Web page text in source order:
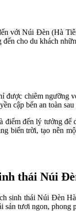
với Núi Đèn (Hà
cho du khách
chiêm ngưỡng
cập bến an toàn
đến lý tưởng để
biển trời, tạo nên
thái Núi
sinh thái Núi Đèn
sản tươi ngon,